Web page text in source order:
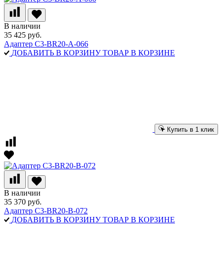
В наличии
35 425 руб.
Адаптер C3-BR20-A-066
ДОБАВИТЬ В КОРЗИНУ ТОВАР В КОРЗИНЕ
Купить в 1 клик
В наличии
35 370 руб.
Адаптер C3-BR20-B-072
ДОБАВИТЬ В КОРЗИНУ ТОВАР В КОРЗИНЕ